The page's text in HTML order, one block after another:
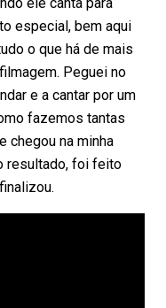
especial, bem aqui
o que há de mais
Peguei no
e a cantar por um
fazemos tantas
chegou na minha
resultado, foi feito